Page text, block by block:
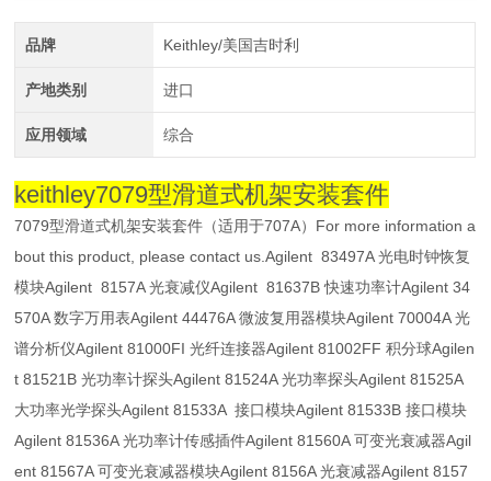
品牌 Keithley/美国吉时利
产地类别 进口
应用领域 综合
keithley7079型滑道式机架安装套件
7079型滑道式机架安装套件（适用于707A）For more information a
bout this product, please contact us.Agilent 83497A 光电时钟恢复
模块Agilent 8157A 光衰减仪Agilent 81637B 快速功率计Agilent 34
570A 数字万用表Agilent 44476A 微波复用器模块Agilent 70004A 光
谱分析仪Agilent 81000FI 光纤连接器Agilent 81002FF 积分球Agilen
t 81521B 光功率计探头Agilent 81524A 光功率探头Agilent 81525A
大功率光学探头Agilent 81533A 接口模块Agilent 81533B 接口模块
Agilent 81536A 光功率计传感插件Agilent 81560A 可变光衰减器Agil
ent 81567A 可变光衰减器模块Agilent 8156A 光衰减器Agilent 8157